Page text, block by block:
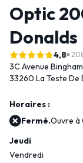
Optic
Donalds
4,8
3C Avenue
33260 La Teste De
Horaires :
Fermé.Ouvre à
Jeudi
Vendredi